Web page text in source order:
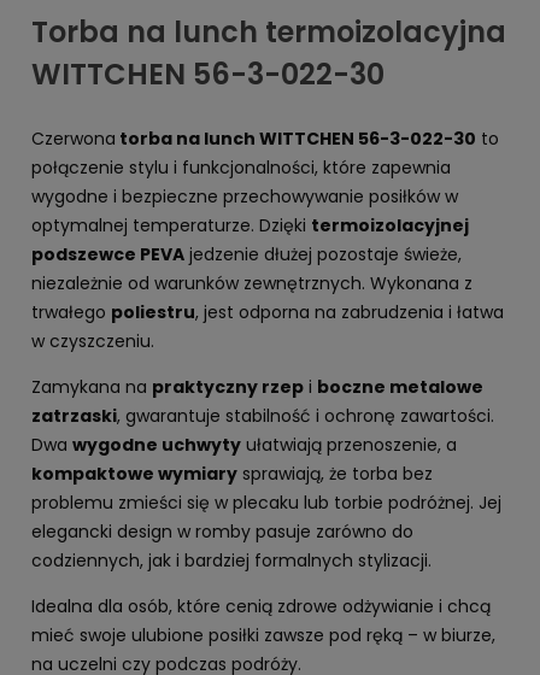
Torba na lunch termoizolacyjna
WITTCHEN 56-3-022-30
Czerwona torba na lunch WITTCHEN 56-3-022-30 to
połączenie stylu i funkcjonalności, które zapewnia
wygodne i bezpieczne przechowywanie posiłków w
optymalnej temperaturze. Dzięki termoizolacyjnej
podszewce PEVA jedzenie dłużej pozostaje świeże,
niezależnie od warunków zewnętrznych. Wykonana z
trwałego poliestru, jest odporna na zabrudzenia i łatwa
w czyszczeniu.
Zamykana na praktyczny rzep i boczne metalowe
zatrzaski, gwarantuje stabilność i ochronę zawartości.
Dwa wygodne uchwyty ułatwiają przenoszenie, a
kompaktowe wymiary sprawiają, że torba bez
problemu zmieści się w plecaku lub torbie podróżnej. Jej
elegancki design w romby pasuje zarówno do
codziennych, jak i bardziej formalnych stylizacji.
Idealna dla osób, które cenią zdrowe odżywianie i chcą
mieć swoje ulubione posiłki zawsze pod ręką – w biurze,
na uczelni czy podczas podróży.